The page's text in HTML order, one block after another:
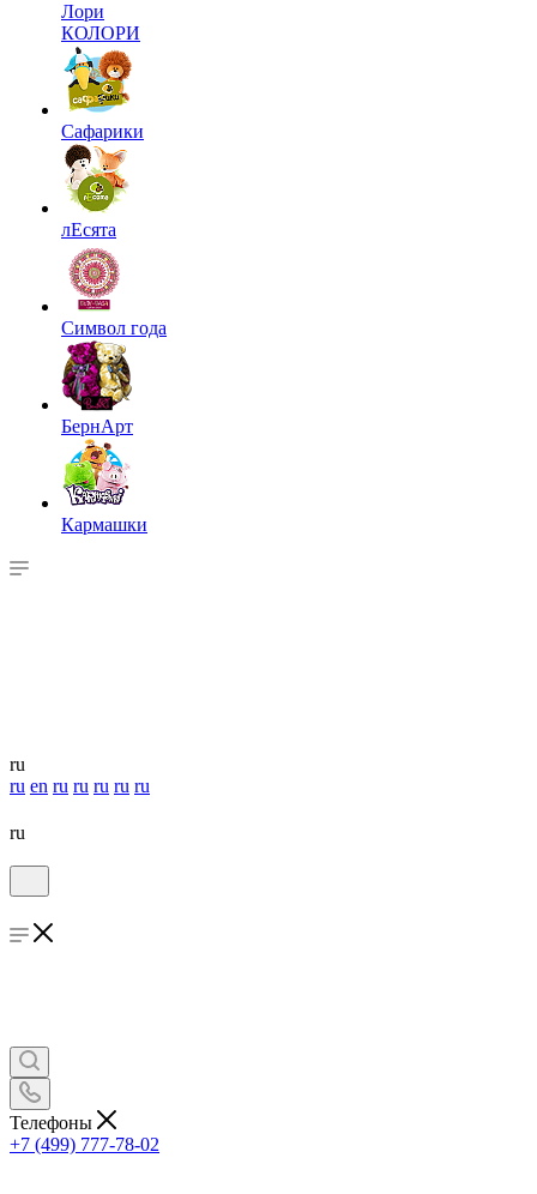
Лори
КОЛОРИ
Сафарики
лЕсята
Символ года
БернАрт
Кармашки
ru
ru en ru ru ru ru ru
ru
Телефоны
+7 (499) 777-78-02